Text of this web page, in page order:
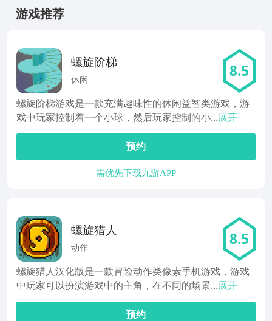
游戏推荐
螺旋阶梯
休闲 8.5
螺旋阶梯游戏是一款充满趣味性的休闲益智类游戏，游
戏中玩家控制着一个小球，然后玩家控制的小...展开
预约
需优先下载九游APP
螺旋猎人
动作 8.5
螺旋猎人汉化版是一款冒险动作类像素手机游戏，游戏
中玩家可以扮演游戏中的主角，在不同的场景...展开
预约